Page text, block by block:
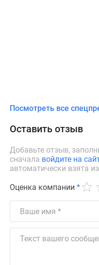
Посмотреть все
Оставить отзыв
Добавьте отзыв,
сначала войдите на
автоматически взята
Оценка компании *